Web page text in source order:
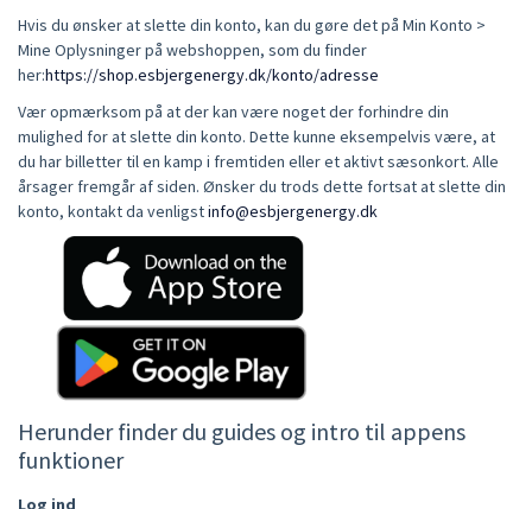
Hvis du ønsker at slette din konto, kan du gøre det på Min Konto >
Mine Oplysninger på webshoppen, som du finder
her:https://shop.esbjergenergy.dk/konto/adresse
Vær opmærksom på at der kan være noget der forhindre din
mulighed for at slette din konto. Dette kunne eksempelvis være, at
du har billetter til en kamp i fremtiden eller et aktivt sæsonkort. Alle
årsager fremgår af siden. Ønsker du trods dette fortsat at slette din
konto, kontakt da venligstinfo@esbjergenergy.dk
Herunder finder du guides og intro til appens
funktioner
Log ind